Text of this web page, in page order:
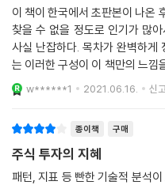
채용하게 될 수도 있지만 가능성
른 사람의 평판만 듣고 직원을 채
--- p.387, 「해제」 중에서
이 책이 한국에서 초판본이 나온
찾을 수 없을 정도로 인기가 많
사실 난잡하다. 목차가 완벽하게
는 이러한 구성이 이 책만의 느낌
다소 난잡하긴 해도 이 덕분에 저
들려주는 느
w******1 2021.06.16. 신고
종이책 구매
주식 투자의 지혜
패턴, 지표 등 빤한 기술적 분석